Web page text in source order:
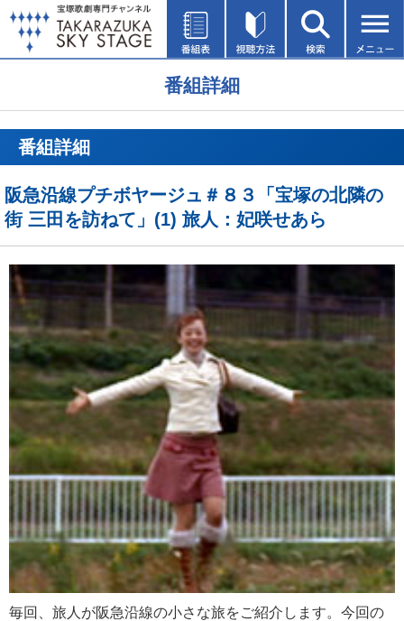
番組詳細
番組詳細
阪急沿線プチボヤージュ＃８３「宝塚の北隣の
街 三田を訪ねて」(1) 旅人：妃咲せあら
毎回、旅人が阪急沿線の小さな旅をご紹介します。今回の